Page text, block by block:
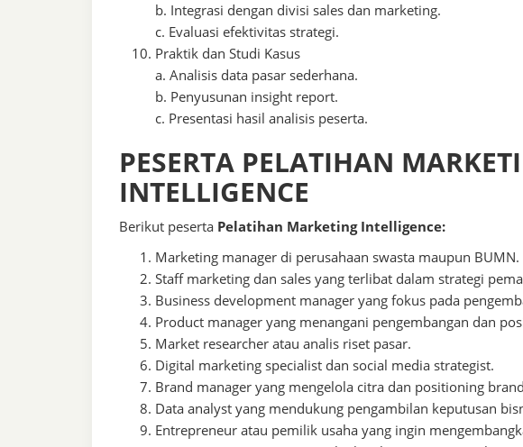
b. Integrasi dengan divisi sales dan marketing.
c. Evaluasi efektivitas strategi.
Praktik dan Studi Kasus
a. Analisis data pasar sederhana.
b. Penyusunan insight report.
c. Presentasi hasil analisis peserta.
PESERTA PELATIHAN
INTELLIGENCE
Berikut peserta Pelatihan Marketing Intelligence:
Marketing manager di perusahaan swasta maupun BUMN.
Staff marketing dan sales yang terlibat dalam strategi
Business development manager yang fokus pada
Product manager yang menangani pengembangan dan
Market researcher atau analis riset pasar.
Digital marketing specialist dan social media strategist.
Brand manager yang mengelola citra dan positioning
Data analyst yang mendukung pengambilan keputusan
Entrepreneur atau pemilik usaha yang ingin